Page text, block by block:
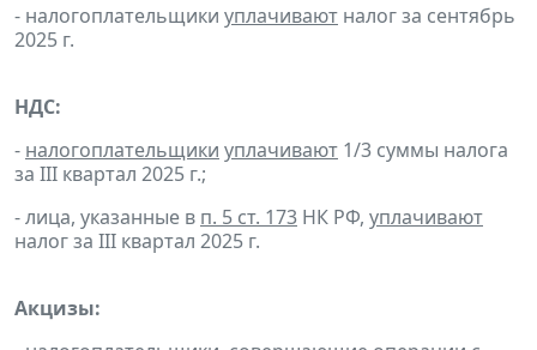
- налогоплательщики уплачивают налог за сентябрь
2025 г.
НДС:
- налогоплательщики уплачивают 1/3 суммы налога
за III квартал 2025 г.;
- лица, указанные в п. 5 ст. 173 НК РФ, уплачивают
налог за III квартал 2025 г.
Акцизы: